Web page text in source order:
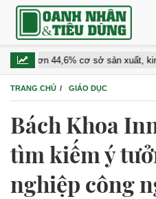
Hơn 44,6% cơ sở sản xuất, kinh
TRANG CHỦ GIÁO DỤC
Bách Khoa
tìm kiếm ý
nghiệp công